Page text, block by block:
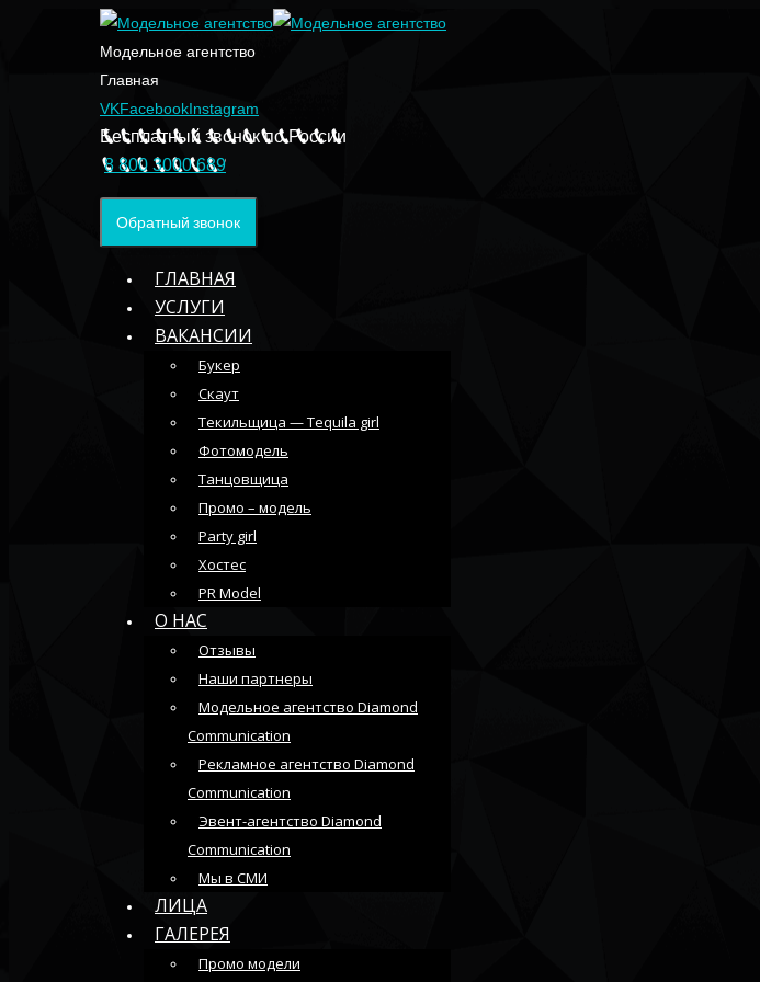
Модельное агентство
Главная
VKFacebookInstagram
Бесплатный звонок по России
8 800 3000 689
Обратный звонок
ГЛАВНАЯ
УСЛУГИ
ВАКАНСИИ
Букер
Скаут
Текильщица — Tequila girl
Фотомодель
Танцовщица
Промо – модель
Party girl
Хостес
PR Model
О НАС
Отзывы
Наши партнеры
Модельное агентство Diamond
Communication
Рекламное агентство Diamond
Communication
Эвент-агентство Diamond
Communication
Мы в СМИ
ЛИЦА
ГАЛЕРЕЯ
Промо модели